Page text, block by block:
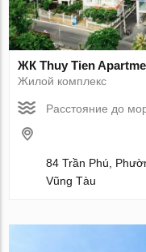
ЖК Thuy Tien
Жилой комплекс
Расстояние до
84 Trần Phú,
Vũng Tàu